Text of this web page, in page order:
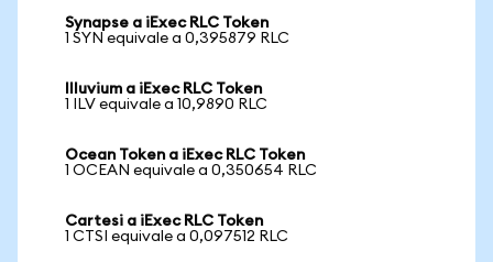
Synapse a iExec RLC Token
1 SYN equivale a 0,395879 RLC
Illuvium a iExec RLC Token
1 ILV equivale a 10,9890 RLC
Ocean Token a iExec RLC Token
1 OCEAN equivale a 0,350654 RLC
Cartesi a iExec RLC Token
1 CTSI equivale a 0,097512 RLC